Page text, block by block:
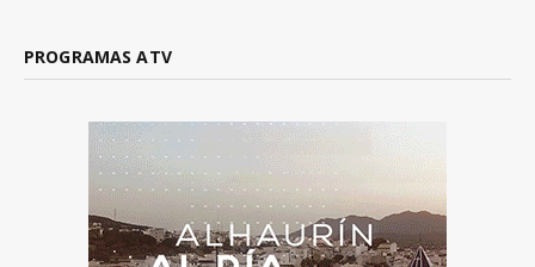
PROGRAMAS ATV